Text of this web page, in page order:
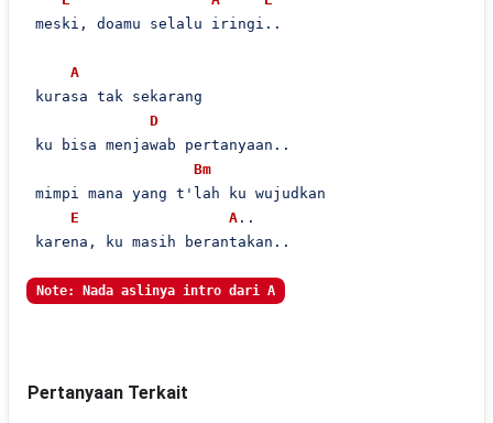
meski, doamu selalu iringi..
A
kurasa tak sekarang
D
ku bisa menjawab pertanyaan..
Bm
mimpi mana yang t'lah ku wujudkan
E
A..
karena, ku masih berantakan..
Note: Nada aslinya intro dari A
Pertanyaan Terkait